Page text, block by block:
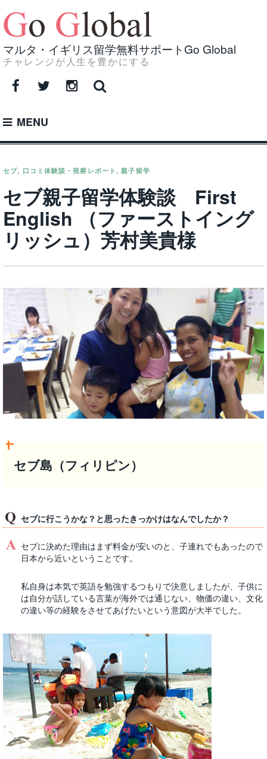
to
content
マルタ・イギリス留学無料サポートGo Global
チャレンジが人生を豊かにする
FacebookTwitterInstagram
MENU
セブ, 口コミ体験談・視察レポート ,親子留学
セブ親子留学体験談 First
English （ファーストイング
リッシュ）芳村美貴様
セブ島（フィリピン）
セブに行こうかな？と思ったきっかけはなんでしたか？
セブに決めた理由はまず料金が安いのと、子連れでもあったので
日本から近いということです。
私自身は本気で英語を勉強するつもりで決意しましたが、子供に
は自分が話している言葉が海外では通じない、物価の違い、文化
の違い等の経験をさせてあげたいという意図が大半でした。